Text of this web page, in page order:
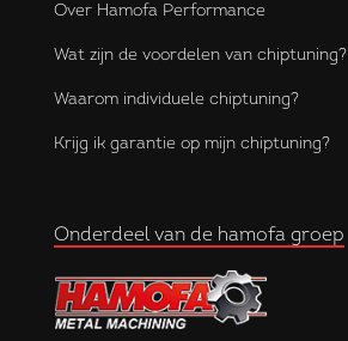
Over Hamofa Performance
Wat zijn de voordelen van chiptuning?
Waarom individuele chiptuning?
Krijg ik garantie op mijn chiptuning?
Onderdeel van de hamofa groep